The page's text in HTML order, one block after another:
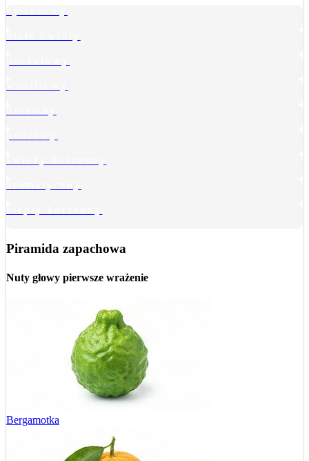
Piramida zapachowa
Nuty głowy pierwsze wrażenie
Bergamotka